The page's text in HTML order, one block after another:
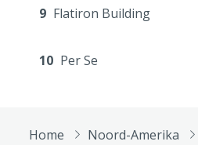
9 Flatiron Building
10 Per Se
Home Noord-Amerika